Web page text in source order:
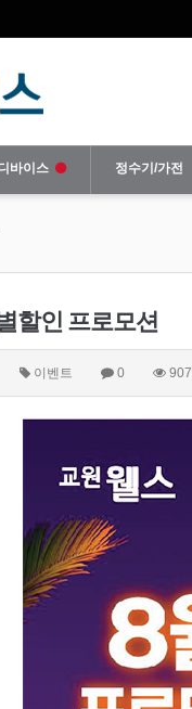
바이스 정수기/가전
할인 프로모션
이벤트 0 907